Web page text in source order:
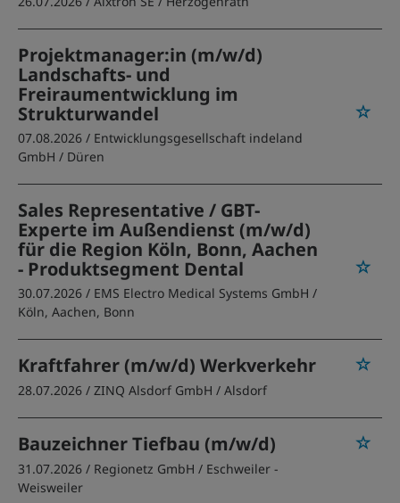
Projektmanager:in (m/w/d)
Landschafts- und
Freiraumentwicklung im
Strukturwandel
07.08.2026 / Entwicklungsgesellschaft indeland
GmbH / Düren
Sales Representative / GBT-
Experte im Außendienst (m/w/d)
für die Region Köln, Bonn, Aachen
- Produktsegment Dental
30.07.2026 / EMS Electro Medical Systems GmbH /
Köln, Aachen, Bonn
Kraftfahrer (m/w/d) Werkverkehr
28.07.2026 / ZINQ Alsdorf GmbH / Alsdorf
Bauzeichner Tiefbau (m/w/d)
31.07.2026 / Regionetz GmbH / Eschweiler -
Weisweiler